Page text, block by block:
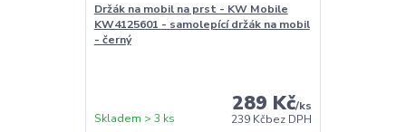
Držák na mobil na prst - KW Mobile
KW4125601 - samolepící držák na mobil
- černý
289 Kč/ks
239 Kčbez DPH
Skladem > 3 ks